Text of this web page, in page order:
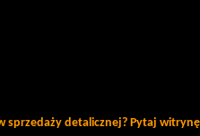
sprzedaży detalicznej? Pytaj